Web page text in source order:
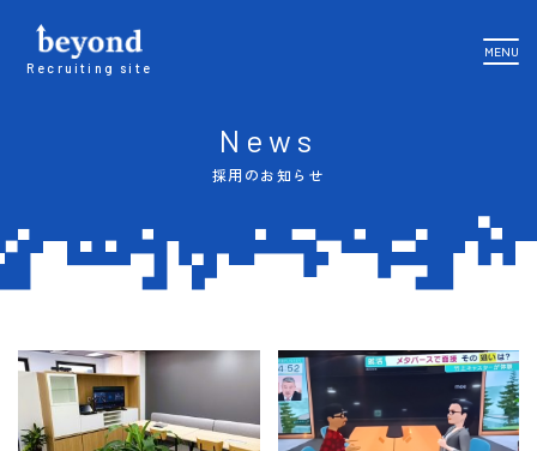
Recruiting site
MENU
採用のお知らせ
News